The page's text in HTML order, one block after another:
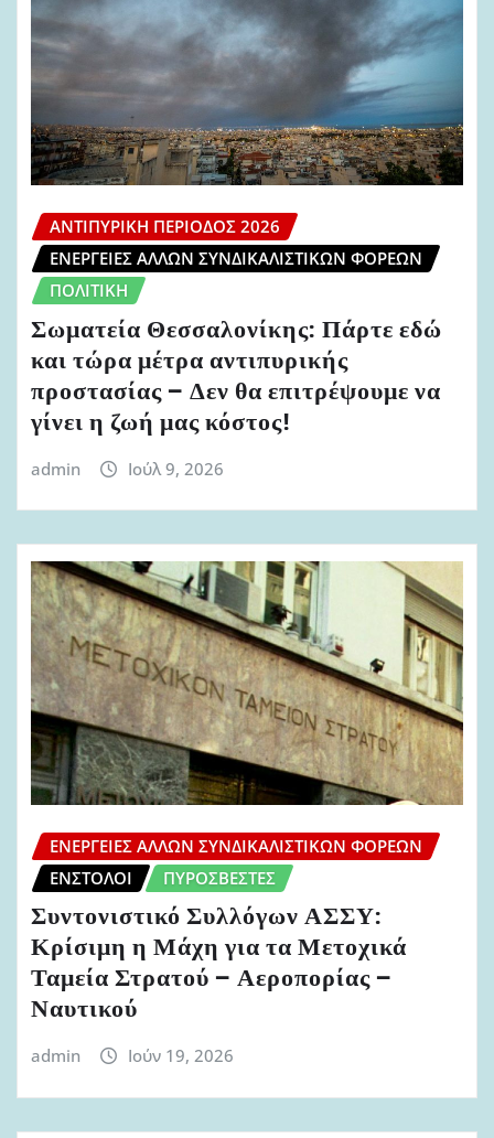
ΑΝΤΙΠΥΡΙΚΉ ΠΕΡΊΟΔΟΣ 2026
ΕΝΈΡΓΕΙΕΣ ΆΛΛΩΝ ΣΥΝΔΙΚΑΛΙΣΤΙΚΏΝ ΦΟΡΈΩΝ
ΠΟΛΙΤΙΚΉ
Σωματεία Θεσσαλονίκης: Πάρτε εδώ
και τώρα μέτρα αντιπυρικής
προστασίας – Δεν θα επιτρέψουμε να
γίνει η ζωή μας κόστος!
admin Ιούλ 9, 2026
ΕΝΈΡΓΕΙΕΣ ΆΛΛΩΝ ΣΥΝΔΙΚΑΛΙΣΤΙΚΏΝ ΦΟΡΈΩΝ
ΈΝΣΤΟΛΟΙ
ΠΥΡΟΣΒΈΣΤΕΣ
Συντονιστικό Συλλόγων ΑΣΣΥ:
Κρίσιμη η Μάχη για τα Μετοχικά
Ταμεία Στρατού – Αεροπορίας –
Ναυτικού
admin Ιούν 19, 2026